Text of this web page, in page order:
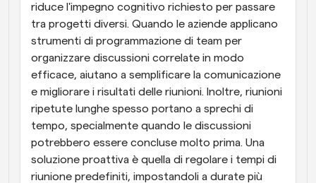
riduce l'impegno cognitivo richiesto per passare
tra progetti diversi. Quando le aziende applicano
strumenti di programmazione di team per
organizzare discussioni correlate in modo
efficace, aiutano a semplificare la comunicazione
e migliorare i risultati delle riunioni. Inoltre, riunioni
ripetute lunghe spesso portano a sprechi di
tempo, specialmente quando le discussioni
potrebbero essere concluse molto prima. Una
soluzione proattiva è quella di regolare i tempi di
riunione predefiniti, impostandoli a durate più